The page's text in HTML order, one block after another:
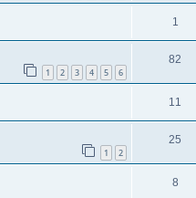
1
1 2 3 4 5 6
82
11
1 2
25
8